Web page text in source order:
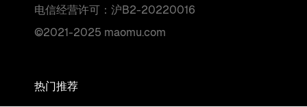
电信经营许可：沪B2-20220016
©2021-2025 maomu.com
热门推荐